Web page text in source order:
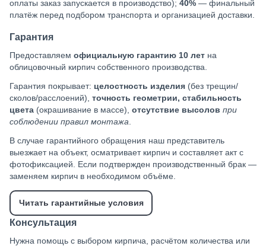
оплаты заказ запускается в производство); 40% — финальный
платёж перед подбором транспорта и организацией доставки.
Гарантия
Предоставляем официальную гарантию 10 лет на
облицовочный кирпич собственного производства.
Гарантия покрывает: целостность изделия (без трещин/
сколов/расслоений), точность геометрии, стабильность
цвета (окрашивание в массе), отсутствие высолов при
соблюдении правил монтажа
В случае гарантийного обращения наш представитель
выезжает на объект, осматривает кирпич и составляет акт с
фотофиксацией. Если подтвержден производственный брак —
заменяем кирпич в необходимом объёме.
Читать гарантийные условия
Консультация
Нужна помощь с выбором кирпича, расчётом количества или